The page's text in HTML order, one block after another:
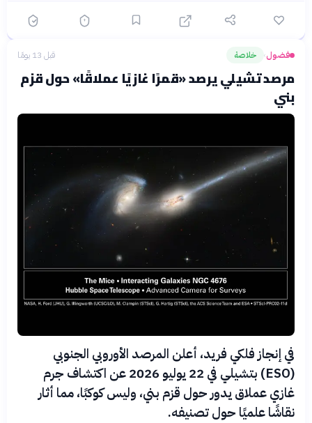
فضول› خلاصة قبل 13 يومًا
مرصد تشيلي يرصد «قمرًا غازيًا عملاقًا» حول قزم
بني
في إنجاز فلكي فريد، أعلن المرصد الأوروبي الجنوبي
(ESO) بتشيلي في 22 يوليو 2026 عن اكتشاف جرم
غازي عملاق يدور حول قزم بني، وليس كوكبًا، مما أثار
نقاشًا علميًا حول تصنيفه.